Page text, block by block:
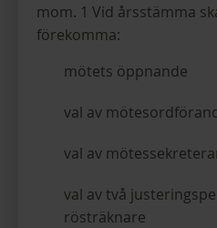
mom. 1 Vid årsstämma
förekomma:
mötets öppnande
val av
val av
val av två
rösträknare